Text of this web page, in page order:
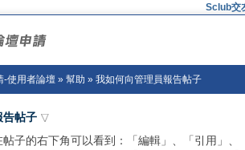
Sclub交
-使用者論壇» 幫助 » 我如何向管理員報告帖子
告帖子
子的右下角可以看到：「編輯」、「引用」